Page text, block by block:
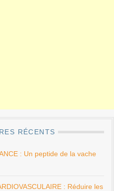
RÉCENTS
: Un peptide de la vache
: Réduire les